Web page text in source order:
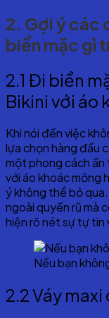
2. Gợi ý các
biển mặc gì
2.1 Đi biển
Bikini với áo
Khi nói đến việc
lựa chọn hàng đầu
một phong cách
với áo khoác mỏng
ý không thể bỏ
ngoài quyến rũ mà
hiện rõ nét sự tự tin
Nếu bạn
2.2 Váy